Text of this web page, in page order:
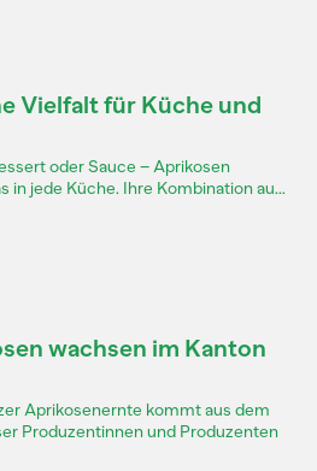
Vielfalt für Küche und
oder Sauce – Aprikosen
in jede Küche. Ihre Kombination au...
wachsen im Kanton
Aprikosenernte kommt aus dem
Produzentinnen und Produzenten